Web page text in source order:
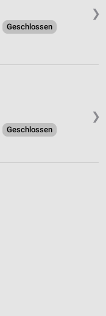
❯
Geschlossen
❯
Geschlossen